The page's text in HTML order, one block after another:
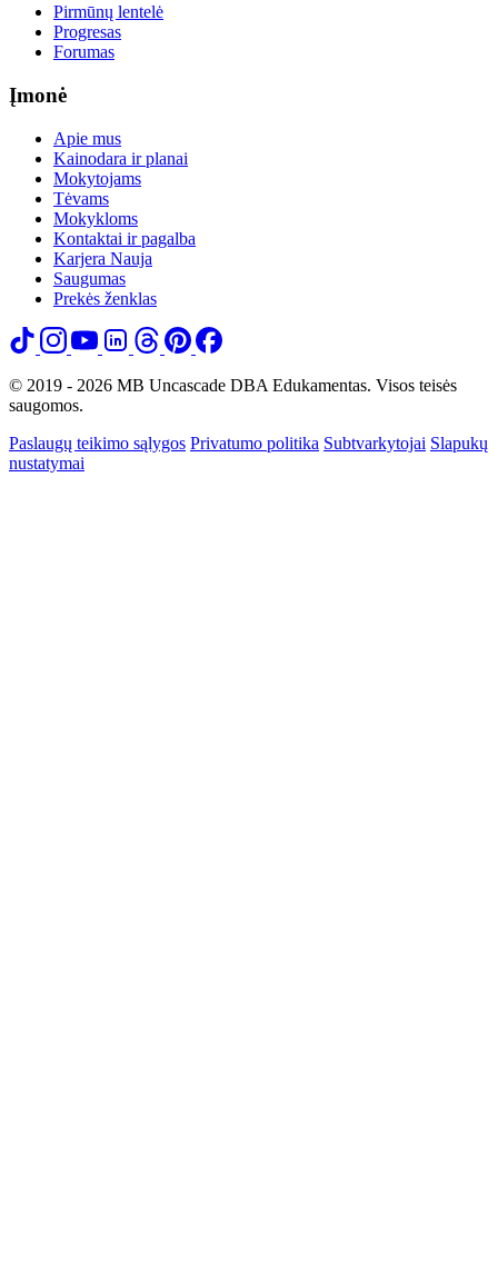
Pirmūnų lentelė
Progresas
Forumas
Įmonė
Apie mus
Kainodara ir planai
Mokytojams
Tėvams
Mokykloms
Kontaktai ir pagalba
Karjera Nauja
Saugumas
Prekės ženklas
© 2019 - 2026 MB Uncascade DBA Edukamentas. Visos teisės
saugomos.
Paslaugų teikimo sąlygos Privatumo politika Subtvarkytojai Slapukų
nustatymai